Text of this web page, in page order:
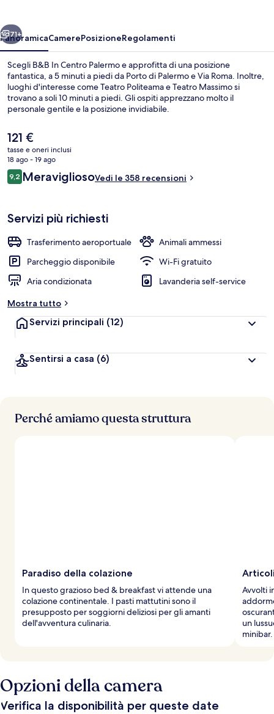
Avanti
71+
PanoramicaCamerePosizioneRegolamenti
Scegli B&B In Centro Palermo e approfitta di una posizione
fantastica, a 5 minuti a piedi da Porto di Palermo e Via Roma. Inoltre,
luoghi d'interesse come Teatro Politeama e Teatro Massimo si
trovano a soli 10 minuti a piedi. Gli ospiti apprezzano molto il
personale gentile e la posizione invidiabile.
Il
prezzo
attuale
è
121 €
121 €
tasse e oneri inclusi
18 ago - 19 ago
Recensioni
9,29,2 su 10
MeravigliosoVedi le 358 recensioni
Servizi più richiesti
Trasferimento aeroportuale
Animali ammessi
Parcheggio disponibile
Wi-Fi gratuito
Aria condizionata
Lavanderia self-service
Mostra tutto
Servizi principali (12)
Sentirsi a casa (6)
Perché amiamo questa struttura
Paradiso della colazione
In questo grazioso bed & breakfast vi attende una
colazione continentale. I pasti mattutini sono il
presupposto per soggiorni deliziosi per gli amanti
dell'avventura culinaria.
Avvolti
un
minibar.
Opzioni della camera
Verifica la disponibilità per queste date